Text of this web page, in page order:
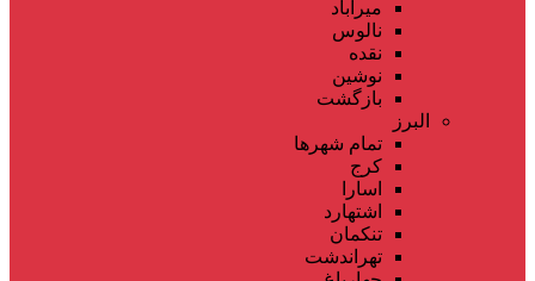
میرآباد
نالوس
نقده
نوشین
بازگشت
البرز
تمام شهر‌ها
کرج
اسارا
اشتهارد
تنکمان
تهراندشت